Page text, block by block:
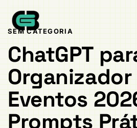
EM:
SEM CATEGORIA
ChatGPT
Eventos
Prompts
em: